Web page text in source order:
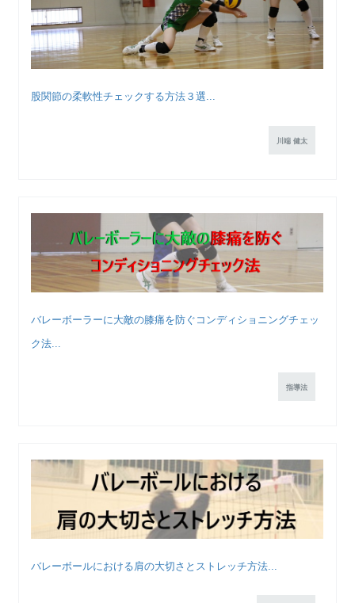
股関節の柔軟性チェックする方法３選...
川端 健太
バレーボーラーに大敵の膝痛を防ぐコンディショニングチェッ
ク法...
指導法
バレーボールにおける肩の大切さとストレッチ方法...